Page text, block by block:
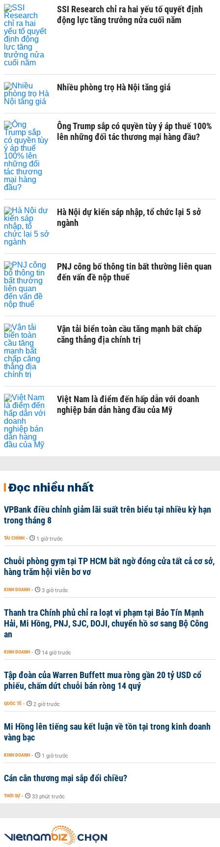
SSI Research chỉ ra hai yếu tố quyết định
động lực tăng trưởng nửa cuối năm
Nhiều phòng trọ Hà Nội tăng giá
Ông Trump sắp có quyền tùy ý áp thuế 100%
lên những đối tác thương mại hàng đầu?
Hà Nội dự kiến sáp nhập, tổ chức lại 5 sở
ngành
PNJ công bố thông tin bất thường liên quan
đến vấn đề nộp thuế
Vận tải biển toàn cầu tăng mạnh bất chấp
căng thẳng địa chính trị
Việt Nam là điểm đến hấp dẫn với doanh
nghiệp bán dẫn hàng đầu của Mỹ
Đọc nhiều nhất
VPBank điều chỉnh giảm lãi suất trên biểu tại nhiều kỳ hạn
trong tháng 8
TÀI CHÍNH - 1 giờ trước
Chuỗi phòng gym tại TP HCM bất ngờ đóng cửa tất cả cơ sở,
hàng trăm hội viên bơ vơ
KINH DOANH - 3 giờ trước
Thanh tra Chính phủ chỉ ra loạt vi phạm tại Bảo Tín Mạnh
Hải, Mi Hồng, PNJ, SJC, DOJI, chuyển hồ sơ sang Bộ Công
an
KINH DOANH - 14 giờ trước
Tập đoàn của Warren Buffett mua ròng gần 20 tỷ USD cổ
phiếu, chấm dứt chuỗi bán ròng 14 quý
QUỐC TẾ - 2 giờ trước
Mi Hồng lên tiếng sau kết luận về tồn tại trong kinh doanh
vàng bạc
KINH DOANH - 1 giờ trước
Cán cân thương mại sắp đổi chiều?
THỜI SỰ - 33 phút trước